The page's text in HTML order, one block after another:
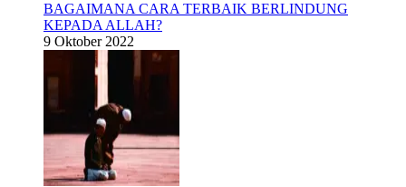
BAGAIMANA CARA TERBAIK BERLINDUNG
KEPADA ALLAH?
9 Oktober 2022